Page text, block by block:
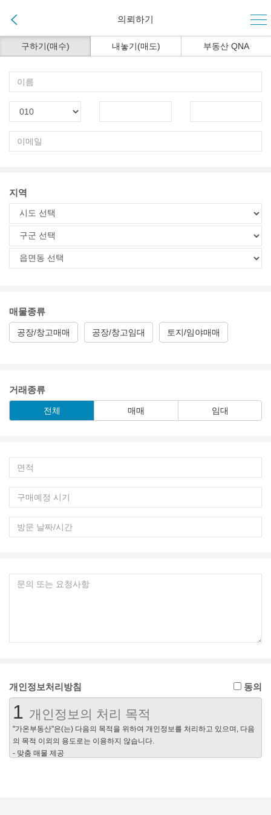
의뢰하기
구하기(매수) 내놓기(매도) 부동산 QNA
지역
매물종류
공장/창고매매 공장/창고임대 토지/임야매매
거래종류
전체 매매 임대
개인정보처리방침 동의
1 개인정보의 처리 목적
"가온부동산"은(는) 다음의 목적을 위하여 개인정보를 처리하고 있으며, 다음
의 목적 이외의 용도로는 이용하지 않습니다.
- 맞춤 매물 제공